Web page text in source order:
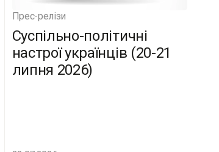
Прес-релізи
Суспільно-політичні
настрої українців (20-21
липня 2026)